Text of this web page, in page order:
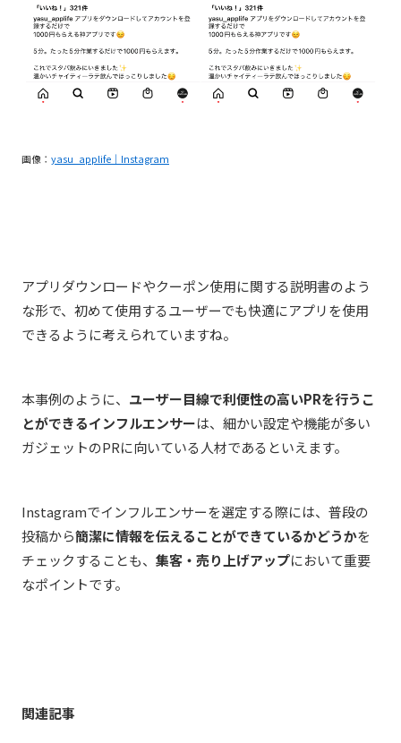
画像： yasu_applife｜Instagram
アプリダウンロードやクーポン使用に関する説明書のよう
な形で、初めて使用するユーザーでも快適にアプリを使用
できるように考えられていますね。
本事例のように、 ユーザー目線で利便性の高いPRを行うこ
とができるインフルエンサーは、細かい設定や機能が多い
ガジェットのPRに向いている人材であるといえます。
Instagramでインフルエンサーを選定する際には、普段の
投稿から簡潔に情報を伝えることができているかどうかを
チェックすることも、 集客・売り上げアップにおいて重要
なポイントです。
関連記事